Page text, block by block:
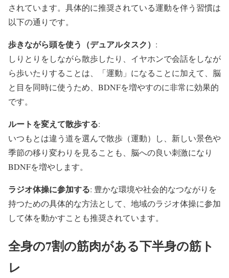
されています。具体的に推奨されている運動を伴う習慣は
以下の通りです。
歩きながら頭を使う（デュアルタスク） :
しりとりをしながら散歩したり、イヤホンで会話をしなが
ら歩いたりすることは、「運動」になることに加えて、脳
と目を同時に使うため、BDNFを増やすのに非常に効果的
です。
ルートを変えて散歩する:
いつもとは違う道を選んで散歩（運動）し、新しい景色や
季節の移り変わりを見ることも、脳への良い刺激になり
BDNFを増やします。
ラジオ体操に参加する: 豊かな環境や社会的なつながりを
持つための具体的な方法として、地域のラジオ体操に参加
して体を動かすことも推奨されています。
全身の7割の筋肉がある下半身の筋ト
レ